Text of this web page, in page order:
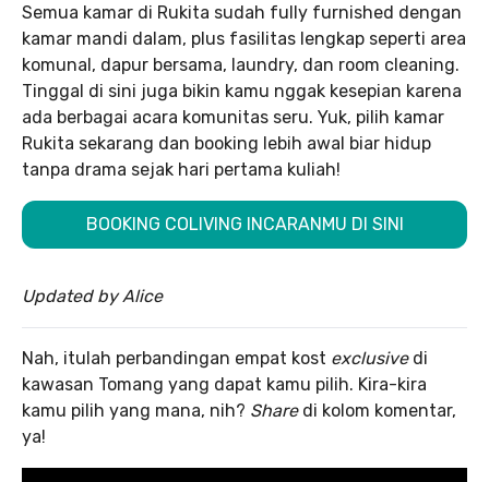
Semua kamar di Rukita sudah fully furnished dengan
kamar mandi dalam, plus fasilitas lengkap seperti area
komunal, dapur bersama, laundry, dan room cleaning.
Tinggal di sini juga bikin kamu nggak kesepian karena
ada berbagai acara komunitas seru. Yuk, pilih kamar
Rukita sekarang dan booking lebih awal biar hidup
tanpa drama sejak hari pertama kuliah!
BOOKING COLIVING INCARANMU DI SINI
Updated by Alice
Nah, itulah perbandingan empat kost exclusivedi
kawasan Tomang yang dapat kamu pilih. Kira-kira
kamu pilih yang mana, nih? Sharedi kolom komentar,
ya!